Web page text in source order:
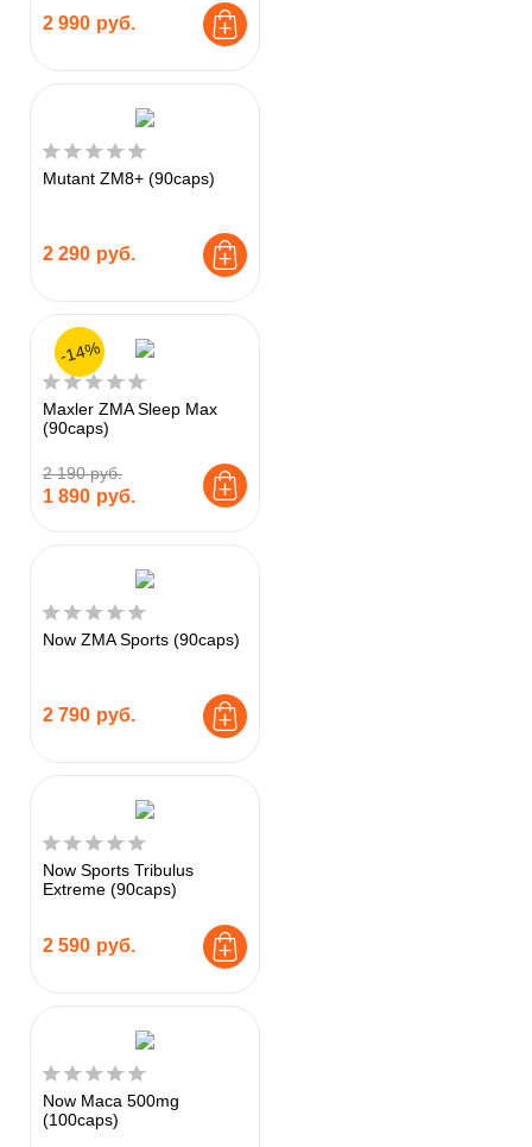
2 990 руб.
Mutant ZM8+ (90caps)
2 290 руб.
Maxler ZMA Sleep Max
(90caps)
2 190 руб.
1 890 руб.
-14%
Now ZMA Sports (90caps)
2 790 руб.
Now Sports Tribulus
Extreme (90caps)
2 590 руб.
Now Maca 500mg
(100caps)